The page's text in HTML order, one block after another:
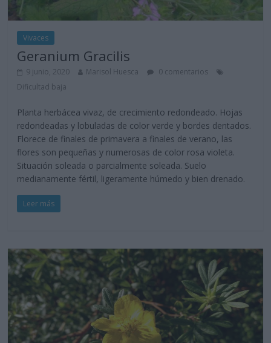
Vivaces
Geranium Gracilis
9 junio, 2020 Marisol Huesca
0 comentarios
Dificultad baja
Planta herbácea vivaz, de crecimiento redondeado. Hojas
redondeadas y lobuladas de color verde y bordes dentados.
Florece de finales de primavera a finales de verano, las
flores son pequeñas y numerosas de color rosa violeta.
Situación soleada o parcialmente soleada. Suelo
medianamente fértil, ligeramente húmedo y bien drenado.
Leer más